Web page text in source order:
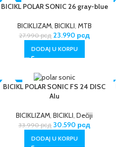
-14%
BICIKL POLAR SONIC 26 gray-blue
BICIKLIZAM, BICIKLI, MTB
27.990рсд 23.990 рсд
DODAJ U KORPU
-10%
BICIKL POLAR SONIC FS 24 DISC
Alu
BICIKLIZAM, BICIKLI, Dečiji
33.990рсд 30.590 рсд
DODAJ U KORPU